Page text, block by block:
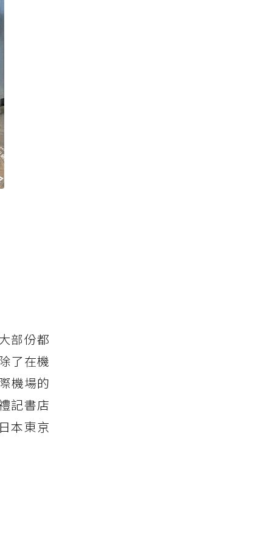
部份都
了在機
機場的
記書店
本東京